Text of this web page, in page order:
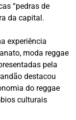
“pedras de
da capital.
experiência
moda reggae
pela
destacou
do reggae
culturais